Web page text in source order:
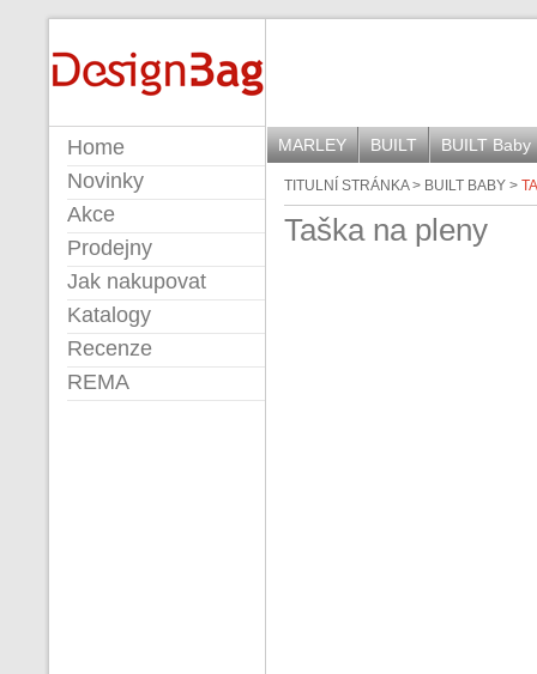
MARLEY BUILT BUILT Baby
TITULNÍ STRÁNKA> BUILT BABY >
Taška na pleny
Home
Novinky
Akce
Prodejny
Jak nakupovat
Katalogy
Recenze
REMA
DESIGNBAG